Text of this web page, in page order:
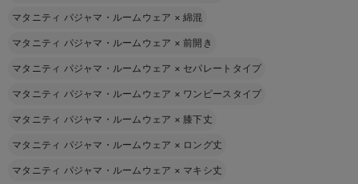
マタニティ パジャマ・ルームウェア ×綿混
マタニティ パジャマ・ルームウェア ×前開き
マタニティ パジャマ・ルームウェア × セパレートタイプ
マタニティ パジャマ・ルームウェア × ワンピースタイプ
マタニティ パジャマ・ルームウェア × 膝下丈
マタニティ パジャマ・ルームウェア × ロング丈
マタニティ パジャマ・ルームウェア × マキシ丈